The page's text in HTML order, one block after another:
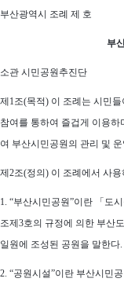
부산광역시 조례 제 호
부
소관 시민공원추진단
제1조(목적) 이 조례는 시민
참여를 통하여 즐겁게 이용
여 부산시민공원의 관리 및
제2조(정의) 이 조례에서 사
1. “부산시민공원”이란 「도
조제3호의 규정에 의한 부산
일원에 조성된 공원을 말한다.
2. “공원시설”이란 부산시민